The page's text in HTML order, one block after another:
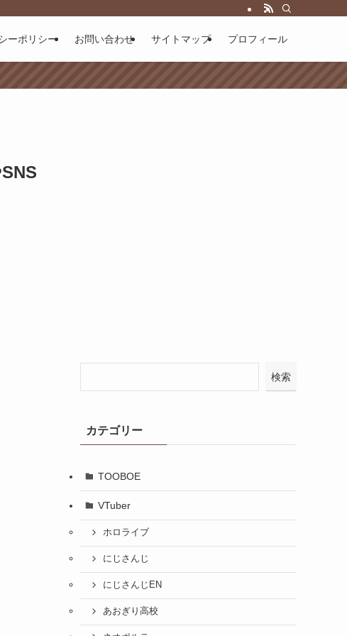
ーポリシー お問い合わせ サイトマップ プロフィール
検索
カテゴリー
TOOBOE
VTuber
ホロライブ
にじさんじ
にじさんじEN
あおぎり高校